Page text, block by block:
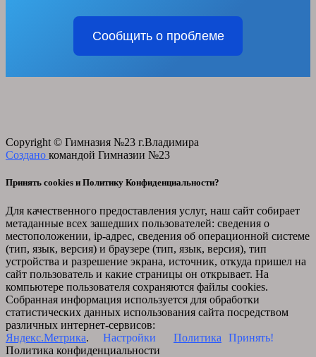
Сообщить о проблеме
Copyright © Гимназия №23 г.Владимира
Создано командой Гимназии №23
Принять cookies и Политику Конфиденциальности?
Для качественного предоставления услуг, наш сайт собирает
метаданные всех зашедших пользователей: сведения о
местоположении, ip-адрес, сведения об операционной системе
(тип, язык, версия) и браузере (тип, язык, версия), тип
устройства и разрешение экрана, источник, откуда пришел на
сайт пользователь и какие страницы он открывает. На
компьютере пользователя сохраняются файлы cookies.
Собранная информация используется для обработки
статистических данных использования сайта посредством
различных интернет-сервисов:
Яндекс.Метрика. Настройки Политика
Принять!
Политика конфиденциальности